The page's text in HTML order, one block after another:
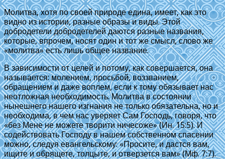
Молитва, хотя по своей природе едина, имеет, как это
видно из истории, разные образы и виды. Этой
добродетели добродетелей даются разные названия,
которые, впрочем, носят один и тот же смысл, слово же
«молитва» есть лишь общее название.
В зависимости от целей и потому, как совершается, она
называется: молением, просьбой, воззванием,
обращением и даже воплем, если к тому обязывает нас
неотложная необходимость. Молитва в состоянии
нынешнего нашего изгнания не только обязательна, но и
необходима, в чем нас уверяет Сам Господь, говоря, что
«без Мене не можете творити ничесоже» (Ин. 15:5). И
содействовать Господу в нашем собственном спасении
можно, следуя евангельскому: «Просите, и дастся вам,
ищите и обрящете, толцыте, и отверзется вам» (Мф. 7:7).